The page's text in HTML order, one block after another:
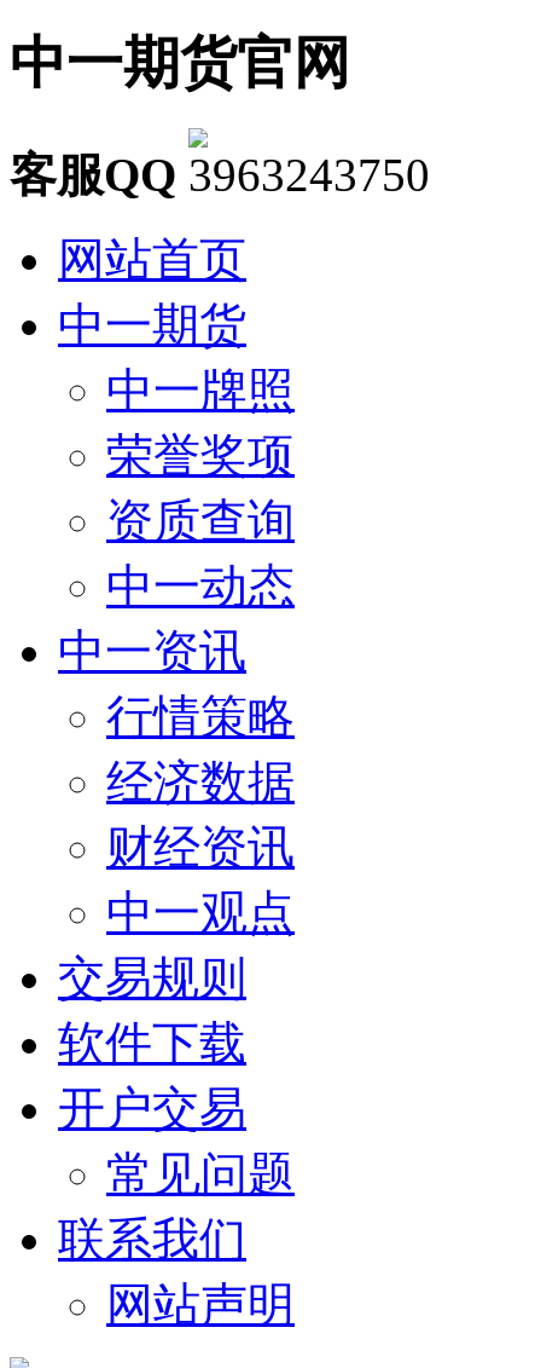
中一期货官网
客服QQ
网站首页
中一期货
中一牌照
荣誉奖项
资质查询
中一动态
中一资讯
行情策略
经济数据
财经资讯
中一观点
交易规则
软件下载
开户交易
常见问题
联系我们
网站声明